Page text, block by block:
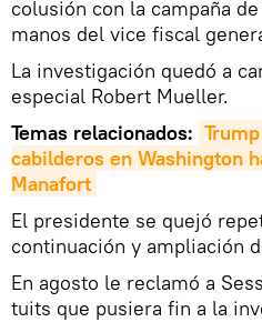
colusión con la campaña
manos del vice fiscal
La investigación quedó a
especial Robert Mueller.
Temas relacionados:
cabilderos en Washington
Manafort
El presidente se quejó
continuación y ampliación
En agosto le reclamó a
tuits que pusiera fin a la